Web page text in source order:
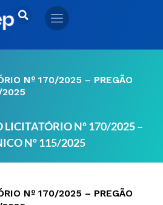
Nº 170/2025 – PREGÃO
2025
LICITATÓRIO Nº 170/2025 –
Nº 115/2025
Nº 170/2025 – PREGÃO